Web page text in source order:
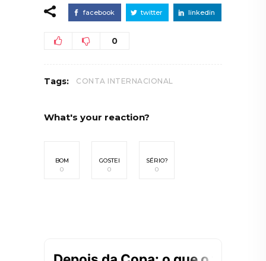
facebook twitter linkedin
0
Tags: CONTA INTERNACIONAL
What's your reaction?
BOM
0
GOSTEI
0
SÉRIO?
0